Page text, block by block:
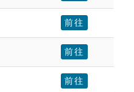
前往
前往
前往